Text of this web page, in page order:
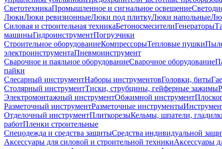
СветотехникаПромышленное и сигнальное освещение
ЛюкиЛюки ревизионныеЛюки под плиткуЛюки напольные
Силовая и строительная техникаБетоносмесителиГенераторы
машиныГидроинструментПогрузчики
Строительное оборудованиеКомпрессорыТепловые пушки
электроинструментаПневмоинструмент
Сварочное и паяльное оборудованиеСварочное оборудование
пайки
Слесарный инструментНаборы инструментовГоловки, биты
Столярный инструментТиски, струбцины, гейферные зажимы
Электромонтажный инструментОбжимной инструмент
Разметочный инструментРазметочные инструменты
Отделочный инструментПлиткорезыКельмы, шпатели,
работПленки строительные
Спецодежда и средства защитыСредства индивидуальной
Аксессуары для силовой и строительной техникиАксессуары